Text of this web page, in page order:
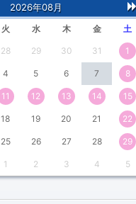
次
月
2026年08月
火 水 木 金 土
28 29 30 31 1
4 5 6 7 8
11 12 13 14 15
18 19 20 21 22
25 26 27 28 29
1 2 3 4 5